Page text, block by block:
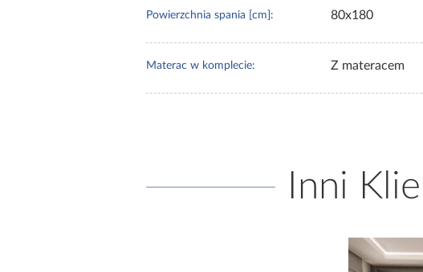
Powierzchnia spania [cm]: 80x180
Materac w komplecie: Z materacem
Inni